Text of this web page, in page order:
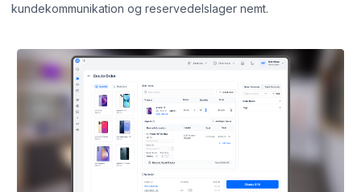
kundekommunikation og reservedelslager nemt.